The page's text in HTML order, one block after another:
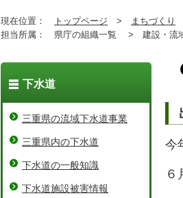
現在位置： トップページ > まちづくり
担当所属：
県庁の組織一覧 > 建設・流
今
６
下水道
三重県の流域下水道事業
三重県内の下水道
下水道の一般知識
下水道施設被害情報